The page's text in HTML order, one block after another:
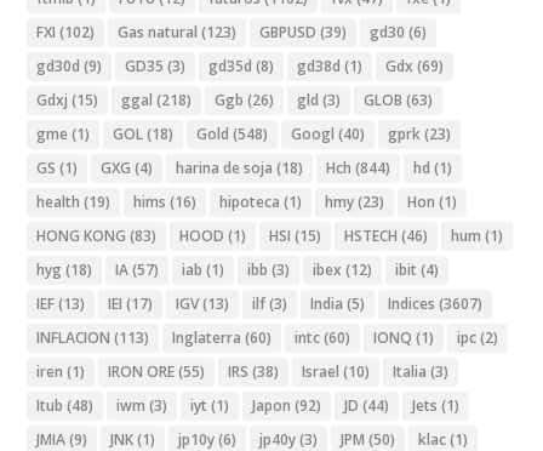
FXI (102) Gas natural (123) GBPUSD (39) gd30 (6)
gd30d (9) GD35 (3) gd35d (8) gd38d (1) Gdx (69)
Gdxj (15) ggal (218) Ggb (26) gld (3) GLOB (63)
gme (1) GOL(18) Gold (548) Googl (40) gprk(23)
GS (1) GXG (4) harina de soja (18) Hch (844) hd (1)
health (19) hims (16) hipoteca (1) hmy(23) Hon (1)
HONG KONG (83) HOOD (1) HSI (15) HSTECH (46) hum (1)
hyg (18) IA(57) iab (1) ibb (3) ibex (12) ibit (4)
IEF(13) IEI (17) IGV(13) ilf(3) India (5) Indices (3607)
INFLACION (113) Inglaterra (60) intc(60) IONQ (1) ipc(2)
iren (1) IRON ORE(55) IRS (38) Israel (10) Italia (3)
Itub (48) iwm (3) iyt (1) Japon (92) JD (44) Jets (1)
JMIA(9) JNK(1) jp10y(6) jp40y(3) JPM (50) klac(1)